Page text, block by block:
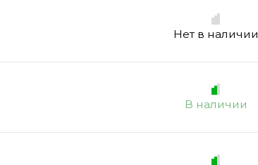
Нет в наличии
В наличии